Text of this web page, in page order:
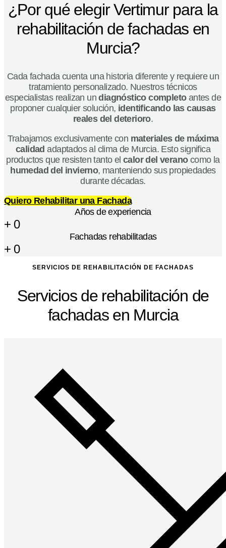
¿Por qué elegir Vertimur para la
rehabilitación de fachadas en
Murcia?
Cada fachada cuenta una historia diferente y requiere un
tratamiento personalizado. Nuestros técnicos
especialistas realizan undiagnóstico completoantes de
proponer cualquier solución, identificando las causas
reales del deterioro.
Trabajamos exclusivamente con materiales de máxima
calidad adaptados al clima de Murcia. Esto significa
productos que resisten tanto elcalor del veranocomo la
humedad del invierno, manteniendo sus propiedades
durante décadas.
Quiero Rehabilitar una Fachada
Años de experiencia
+ 0
Fachadas rehabilitadas
+ 0
SERVICIOS DE REHABILITACIÓN DE FACHADAS
Servicios de rehabilitación de
fachadas en Murcia